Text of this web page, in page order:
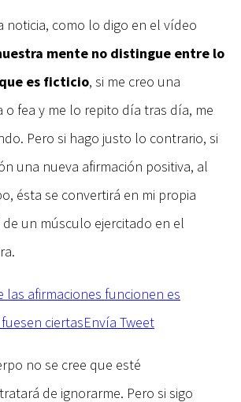
noticia, como lo digo en el vídeo
mente no distingue entre lo
es ficticio, si me creo una
o fea y me lo repito día tras día, me
Pero si hago justo lo contrario, si
una nueva afirmación positiva, al
ésta se convertirá en mi propia
de un músculo ejercitado en el
las afirmaciones funcionen es
ciertasEnvía Tweet
no se cree que esté
de ignorarme. Pero si sigo